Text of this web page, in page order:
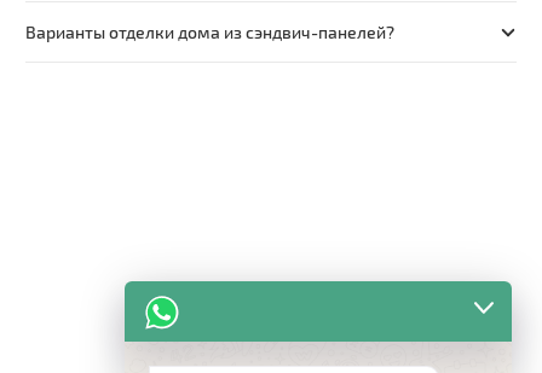
Варианты отделки дома из сэндвич-панелей?